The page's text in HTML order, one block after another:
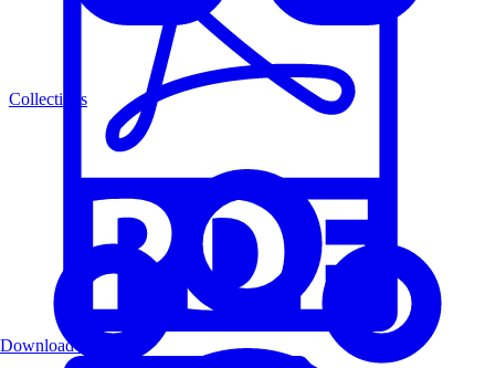
Collections
Download PDF